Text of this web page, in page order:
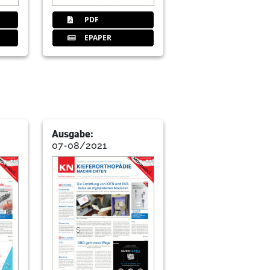
Auftritten verfügbar
PDF
EPAPER
Ausgabe:
07-08/2021